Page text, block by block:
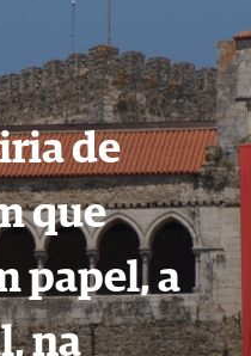
de
que
papel, a
na